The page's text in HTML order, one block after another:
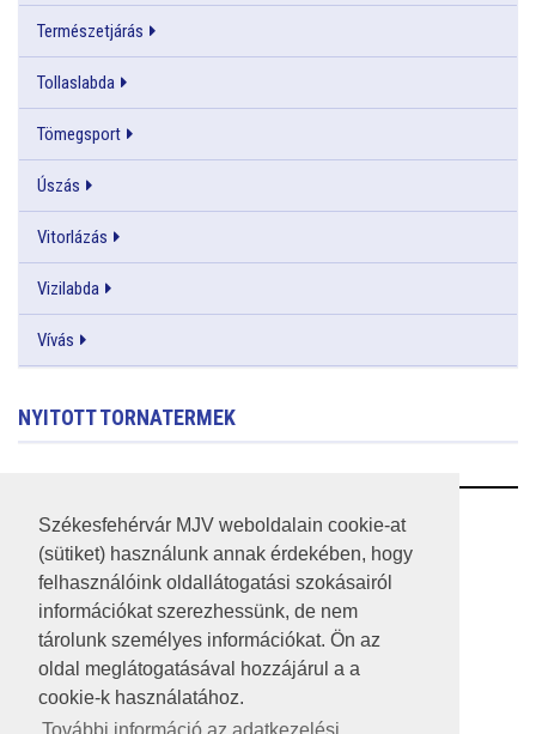
Székesfehérvár MJV weboldalain cookie-at
(sütiket) használunk annak érdekében, hogy
felhasználóink oldallátogatási szokásairól
információkat szerezhessünk, de nem
tárolunk személyes információkat. Ön az
oldal meglátogatásával hozzájárul a a
cookie-k használatához.
Természetjárás
Tollaslabda
Tömegsport
Úszás
Vitorlázás
Vizilabda
Vívás
NYITOTT TORNATERMEK
RSS
A HONLAP 2017.03.31-I ÁLLAPOTA
JOGI NYILATKOZAT
IMPRESSZUM